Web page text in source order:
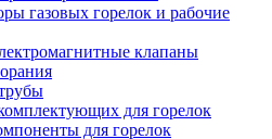
газовых горелок и рабочие
клапаны
для горелок
для горелок